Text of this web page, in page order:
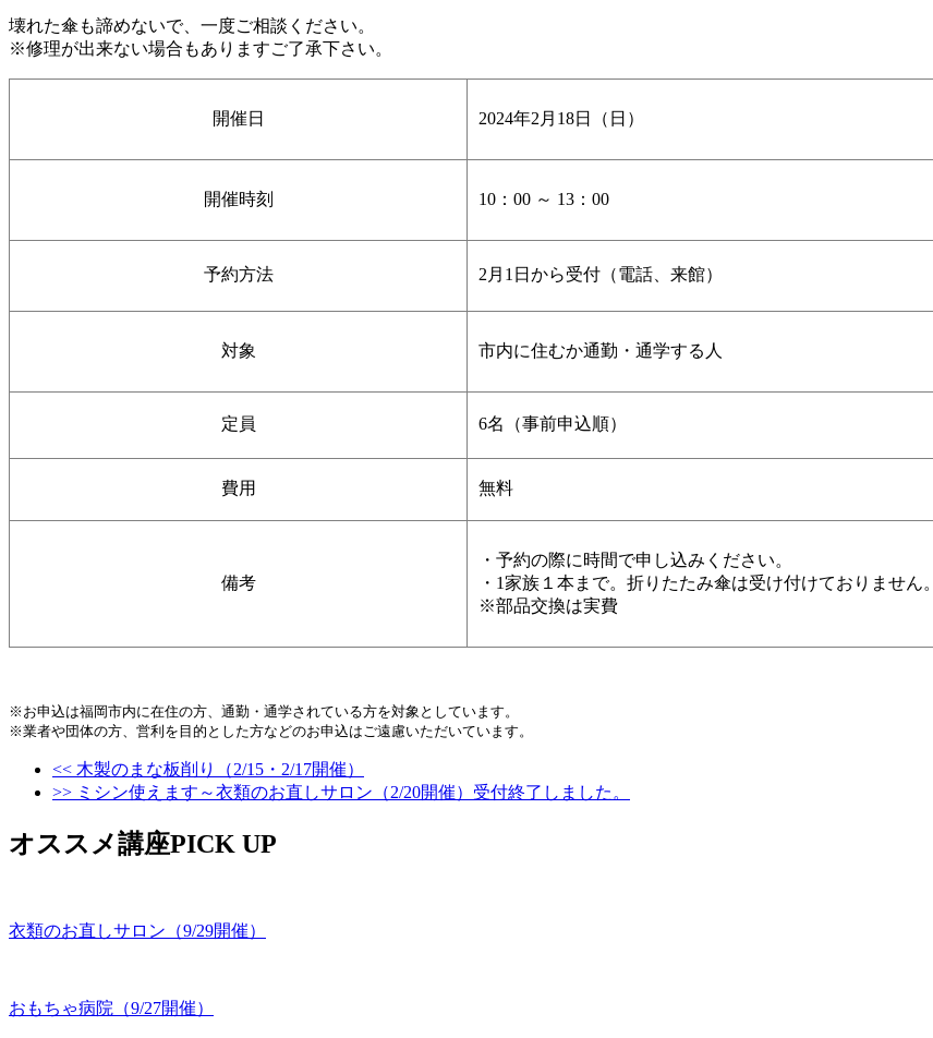
壊れた傘も諦めないで、一度ご相談ください。
※修理が出来ない場合もありますご了承下さい。
開催日 2024年2月18日（日）
開催時刻 10：00 ～ 13：00
予約方法 2月1日から受付（電話、来館）
対象 市内に住むか通勤・通学する人
定員 6名（事前申込順）
費用 無料
備考
・予約の際に時間で申し込みください。
・1家族１本まで。折りたたみ傘は受け付けておりません。
※部品交換は実費
※お申込は福岡市内に在住の方、通勤・通学されている方を対象としています。
※業者や団体の方、営利を目的とした方などのお申込はご遠慮いただいています。
<< 木製のまな板削り（2/15・2/17開催）
>> ミシン使えます～衣類のお直しサロン（2/20開催）受付終了しました。
オススメ講座PICK UP
衣類のお直しサロン（9/29開催）
おもちゃ病院（9/27開催）